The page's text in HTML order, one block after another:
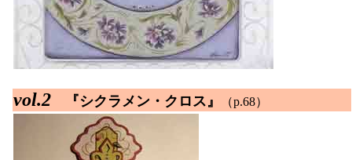
vol.2 『シクラメン・クロス』 （p.68）